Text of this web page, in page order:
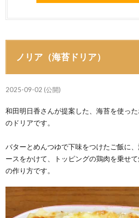
ノリア（海苔ドリア）
2025-09-02 (公開)
和田明日香さんが提案した、海苔を使っ
のドリアです。
バターとめんつゆで下味をつけたご飯に
ースをかけて、トッピングの鶏肉を乗せ
の作り方です。